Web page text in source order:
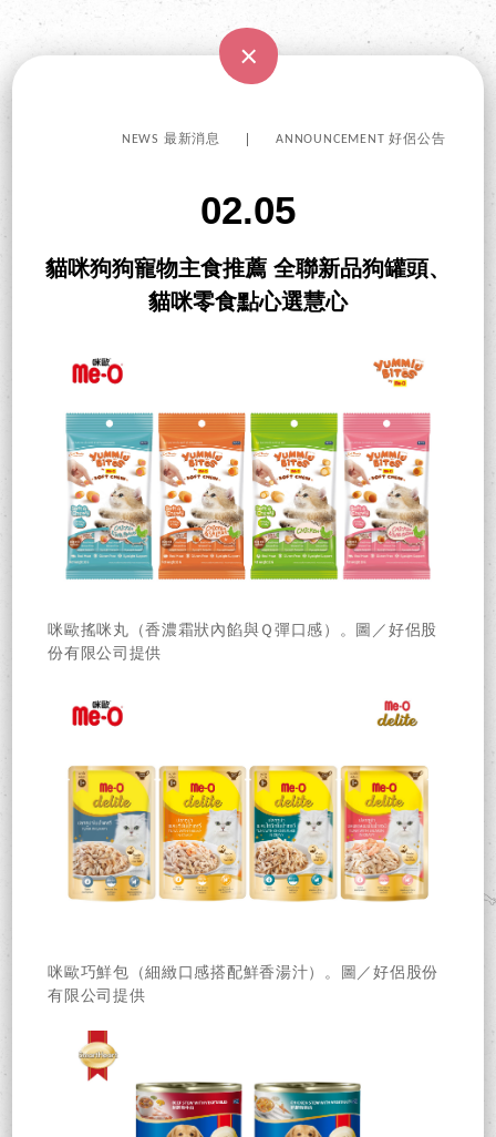
NEWS 最新消息 ANNOUNCEMENT 好侶公告
02.05
貓咪狗狗寵物主食推薦 全聯新品狗罐頭、
貓咪零食點心選慧心
咪歐搖咪丸（香濃霜狀內餡與Ｑ彈口感）。圖／好侶股
份有限公司提供
咪歐巧鮮包（細緻口感搭配鮮香湯汁）。圖／好侶股份
有限公司提供